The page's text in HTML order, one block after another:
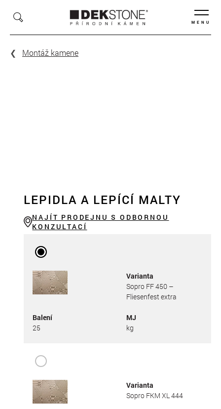
MENU
Montáž kamene
LEPIDLA A LEPÍCÍ MALTY
NAJÍT PRODEJNU S ODBORNOU
KONZULTACÍ
Varianta
Sopro FF 450 –
Fliesenfest extra
Balení
25
MJ
kg
Varianta
Sopro FKM XL 444